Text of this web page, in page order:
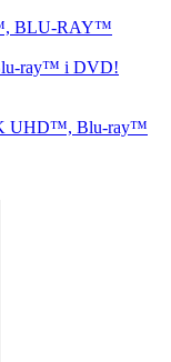
BLU-RAY™
ray™ i DVD!
UHD™, Blu-ray™